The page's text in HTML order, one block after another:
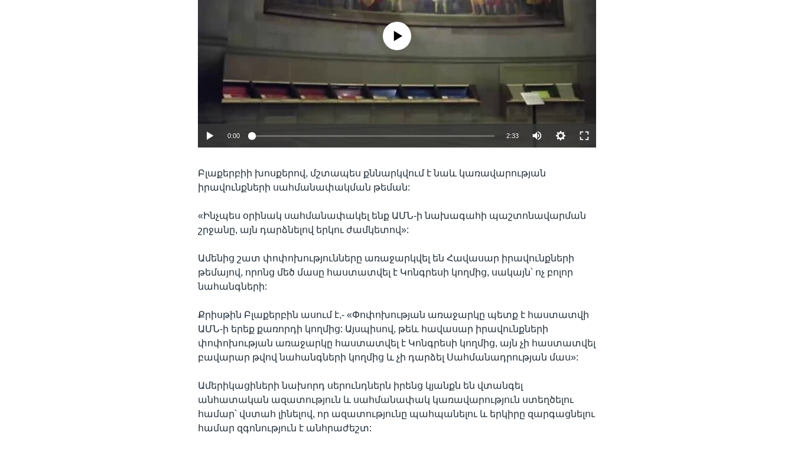
EMBED SHARE
No media source currently available
0:00 2:33
Բլաքերբիի խոսքերով, մշտապես քննարկվում է նաև կառավարության
իրավունքների սահմանափակման թեման:
«Ինչպես օրինակ սահմանափակել ենք ԱՄՆ-ի նախագահի պաշտոնավարման
շրջանը, այն դարձնելով երկու ժամկետով»:
Ամենից շատ փոփոխությունները առաջարկվել են Հավասար իրավունքների
թեմայով, որոնց մեծ մասը հաստատվել է Կոնգրեսի կողմից, սակայն՝ ոչ բոլոր
նահանգների:
Քրիսթին Բլաքերբին ասում է,- «Փոփոխության առաջարկը պետք է հաստատվի
ԱՄՆ-ի երեք քառորդի կողմից: Այսպիսով, թեև հավասար իրավունքների
փոփոխության առաջարկը հաստատվել է Կոնգրեսի կողմից, այն չի հաստատվել
բավարար թվով նահանգների կողմից և չի դարձել Սահմանադրության մաս»:
Ամերիկացիների նախորդ սերունդներն իրենց կյանքն են վտանգել
անհատական ազատություն և սահմանափակ կառավարություն ստեղծելու
համար՝ վստահ լինելով, որ ազատությունը պահպանելու և երկիրը զարգացնելու
համար զգոնություն է անհրաժեշտ: